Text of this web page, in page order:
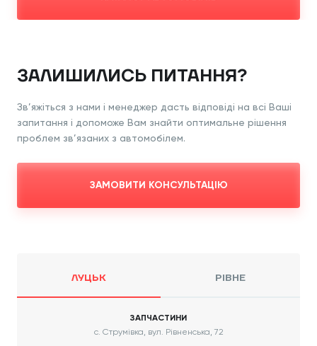
ЗАЛИШИЛИСЬ ПИТАННЯ?
Зв’яжіться з нами і менеджер дасть відповіді на всі Ваші
запитання і допоможе Вам знайти оптимальне рішення
проблем зв’язаних з автомобілем.
ЗАМОВИТИ КОНСУЛЬТАЦІЮ
ЛУЦЬК РІВНЕ
ЗАПЧАСТИНИ
с. Струмівка, вул. Рівненська, 72